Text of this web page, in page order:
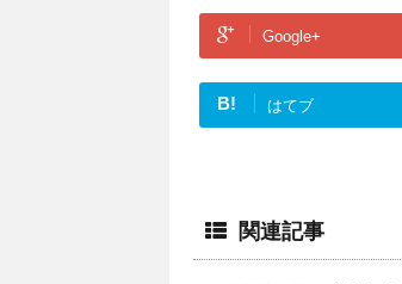
Google+
B! はてブ
関連記事